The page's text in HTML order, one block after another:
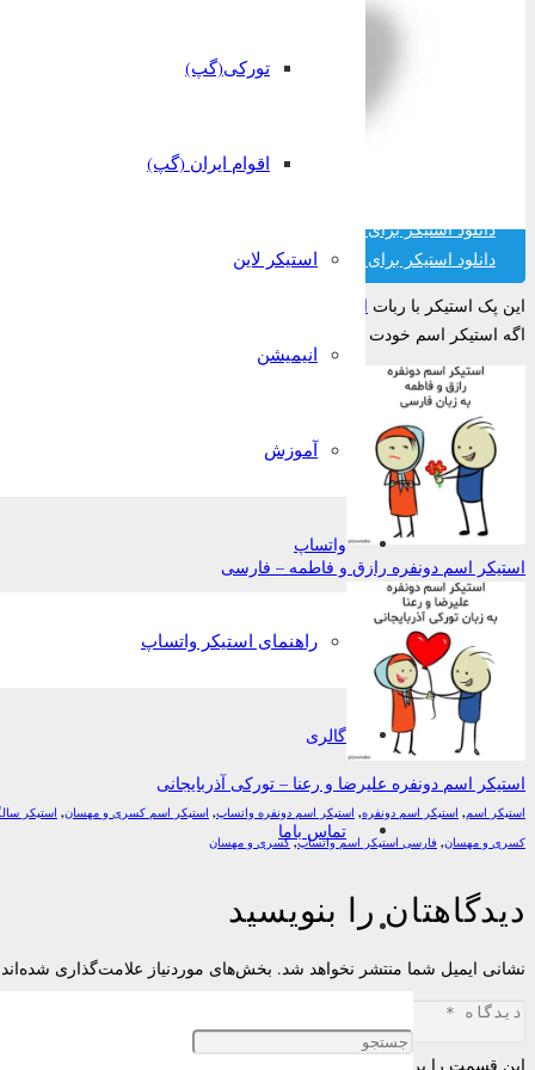
تورکی(گپ)
اقوام ایران (گپ)
استیکر لاین
انیمیشن
آموزش
واتساپ
راهنمای استیکر واتساپ
گالری
تماس باما
دانلود استیکر برای تلگرام
دانلود استیکر برای واتساپ
این پک استیکر با ربات استیکر ساز قونشو
اگه استیکر اسم خودت رو پیدا نکردی میتونی تو ربات قونشو رایگان بسازیش!
استیکر اسم دونفره رازق و فاطمه – فارسی
استیکر اسم دونفره علیرضا و رعنا – تورکی آذربایجانی
استیکر اسم, استیکر اسم دونفره, استیکر اسم دونفره واتساپ, استیکر اسم کسری و مهسان, استیکر
کسری و مهسان, فارسی استیکر اسم واتساپ,کسری و مهسان
دیدگاهتان را بنویسید
نشانی ایمیل شما منتشر نخواهد شد. بخش‌های موردنیاز علامت‌گذاری شده‌اند
این قسمت را پر کنید